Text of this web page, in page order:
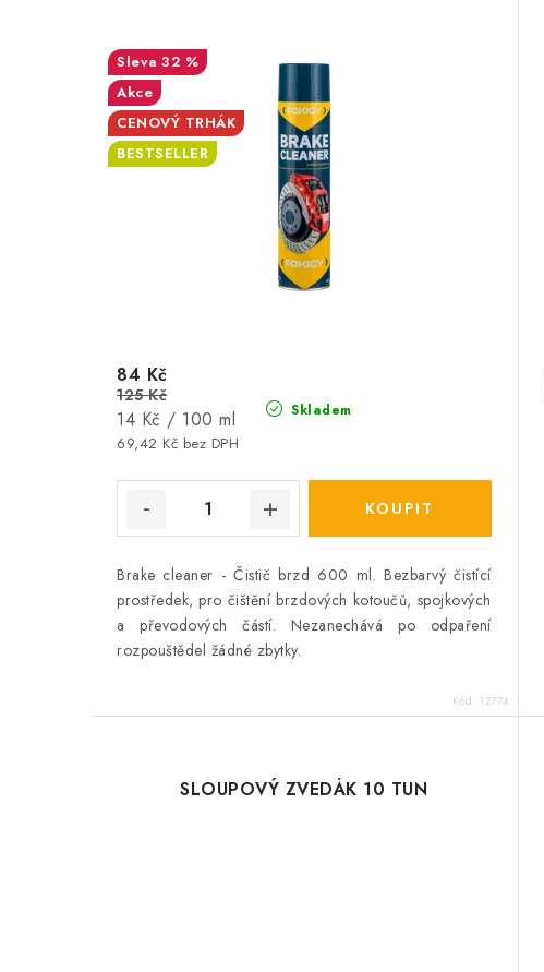
32 %
Akce
CENOVÝ TRHÁK
BESTSELLER
Skladem
69,42 Kč bez DPH
84 Kč
125 Kč
Měrná
cena:
14 Kč / 100 ml
Brake cleaner - Čistič brzd 600 ml. Bezbarvý čistící
prostředek, pro čištění brzdových kotoučů, spojkových
a převodových částí. Nezanechává po odpaření
rozpouštědel žádné zbytky.
Kód: 12774
SLOUPOVÝ ZVEDÁK 10 TUN